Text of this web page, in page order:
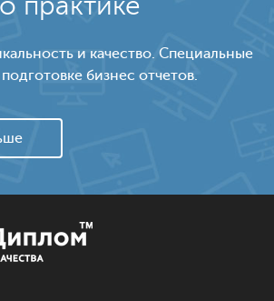
и качество. Специальные
бизнес отчетов.